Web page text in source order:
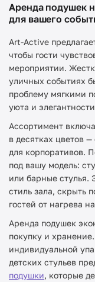
Аренда подушек
для вашего
Art-Active
чтобы гости
мероприятии.
уличных событиях
проблему мягкими
уюта и
Ассортимент
в десятках цветов —
для корпоративов.
под вашу модель:
или барные стулья.
стиль зала, скрыть
гостей от нагрева
Аренда подушек
покупку и
индивидуальной
детских стульев
подушки, которые